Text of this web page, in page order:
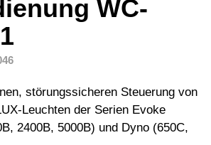
WC-
störungssicheren Steuerung von
Leuchten der Serien Evoke
2400B, 5000B) und Dyno (650C,